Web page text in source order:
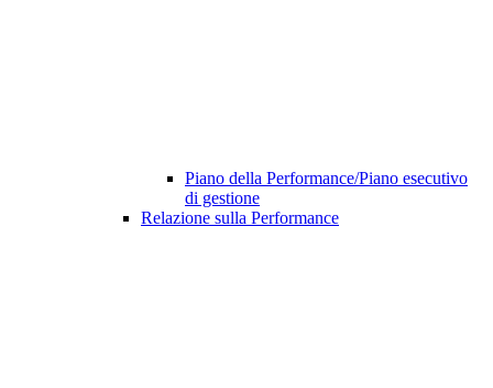
Piano della Performance/Piano esecutivo
di gestione
Relazione sulla Performance